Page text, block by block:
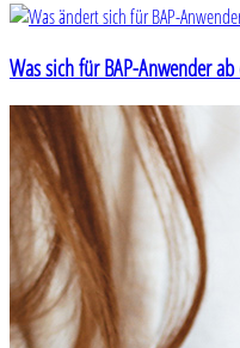
Was sich für BAP-Anwender